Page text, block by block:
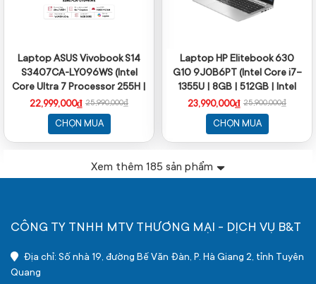
Laptop ASUS Vivobook S14
S3407CA-LY096WS (Intel
Core Ultra 7 Processor 255H |
16GB | 512GB | Intel UHD | 14
inch WUXGA IPS | Win 11 |
Office | Xám)
22,999,000₫ 25,990,000₫
CHỌN MUA
Laptop HP Elitebook 630
G10 9J0B6PT (Intel Core i7-
1355U | 8GB | 512GB | Intel
UHD Graphics | 13.3 inch FHD |
Win 11 Home | Bạc)
23,990,000₫ 25,900,000₫
CHỌN MUA
Xem thêm185 sản phẩm
CÔNG TY TNHH MTV THƯƠNG MẠI - DỊCH VỤ B&T
Địa chỉ: Số nhà 19, đường Bế Văn Đàn, P. Hà Giang 2, tỉnh Tuyên
Quang